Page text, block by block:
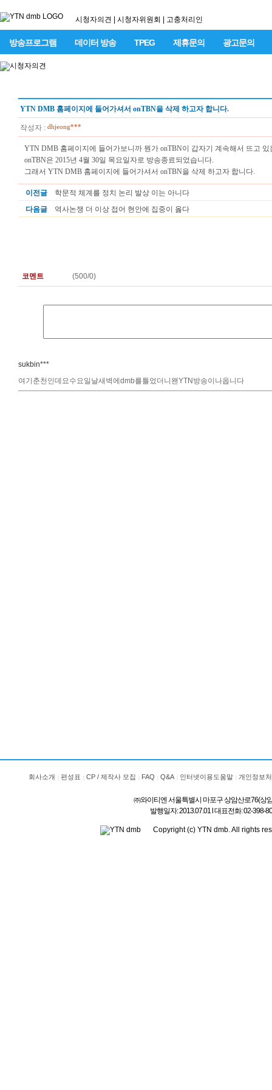
시청자의견 시청자위원회 고충처리인
방송프로그램 데이터 방송 TPEG 제휴문의 광고문의
YTN DMB 홈페이지에 들어가셔서 onTBN을 삭제 하고자 합니다.
작성자 : dhjeong***
YTN DMB 홈페이지에 들어가보니까 뭔가 onTBN이 갑자기 계속해서 뜨고 있
onTBN은 2015년 4월 30일 목요일자로 방송종료되었습니다.
그래서 YTN DMB 홈페이지에 들어가셔서 onTBN을 삭제 하고자 합니다.
이전글
학문적 체계를 정치 논리 발상 이는 아니다
다음글
역사논쟁 더 이상 접어 현안에 집중이 옳다
코멘트 (500/0)
sukbin***
여기춘천인데요수요일날새벽에dmb를틀었더니왠YTN방송이나옵니다
회사소개 편성표 CP / 제작사 모집 FAQ Q&A 인터넷이용도움말 개인정보
㈜와이티엔 서울특별시 마포구 상암산로76(상
발행일자: 2013.07.01 l 대표전화: 02-398-
Copyright (c) YTN dmb. All rights